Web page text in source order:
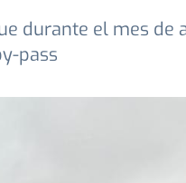
durante el mes de
pass